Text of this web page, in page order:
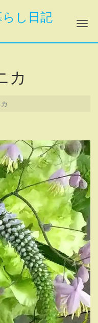
し日記
ナ
カ